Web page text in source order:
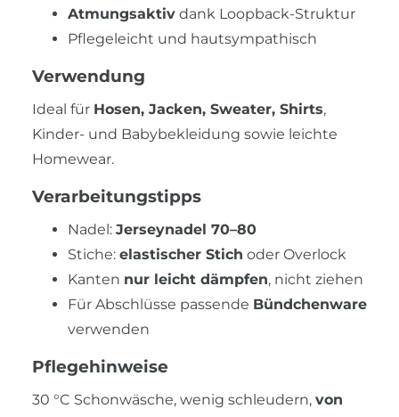
Atmungsaktiv dank Loopback-Struktur
Pflegeleicht und hautsympathisch
Verwendung
Ideal für Hosen, Jacken, Sweater, Shirts,
Kinder- und Babybekleidung sowie leichte
Homewear.
Verarbeitungstipps
Nadel: Jerseynadel 70–80
Stiche: elastischer Stich oder Overlock
Kanten nur leicht dämpfen, nicht ziehen
Für Abschlüsse passende Bündchenware
verwenden
Pflegehinweise
30 °C Schonwäsche, wenig schleudern, von